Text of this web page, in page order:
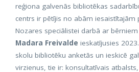
reģiona galvenās bibliotēkas
centrs ir pētījis no abām iesaistītajām
Nozares speciālistei darbā ar
Madara Freivalde ieskatījusies
skolu bibliotēku anketās un ieskicē
virzienus, tie ir: konsultatīvais